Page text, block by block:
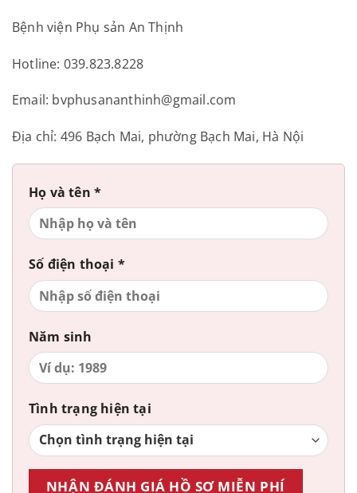
Bệnh viện Phụ sản An Thịnh
Hotline: 039.823.8228
Email: bvphusananthinh@gmail.com
Địa chỉ: 496 Bạch Mai, phường Bạch Mai, Hà Nội
Họ và tên *
Số điện thoại *
Năm sinh
Tình trạng hiện tại